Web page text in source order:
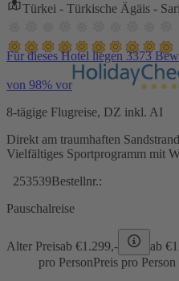
Türkei - Türkische Ägäis -
Für dieses Hotel liegen 3373
von 98% vor
8-tägige Flugreise, DZ inkl. AI
Direkt am traumhaften
Vielfältiges Sportprogramm mit
253539Bestellnr.:
Pauschalreise
Alter Preisab €1.299,- ab €
pro PersonPreis pro Person